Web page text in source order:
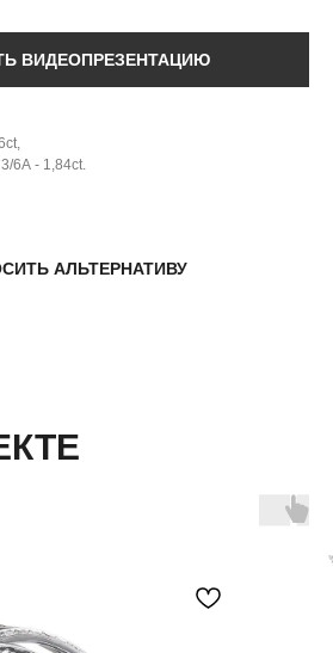
ВИДЕОПРЕЗЕНТАЦИЮ
6А - 1,84ct.
АЛЬТЕРНАТИВУ